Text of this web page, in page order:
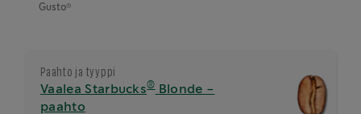
Gusto®
Paahto ja tyyppi
Vaalea Starbucks®Blonde -
paahto